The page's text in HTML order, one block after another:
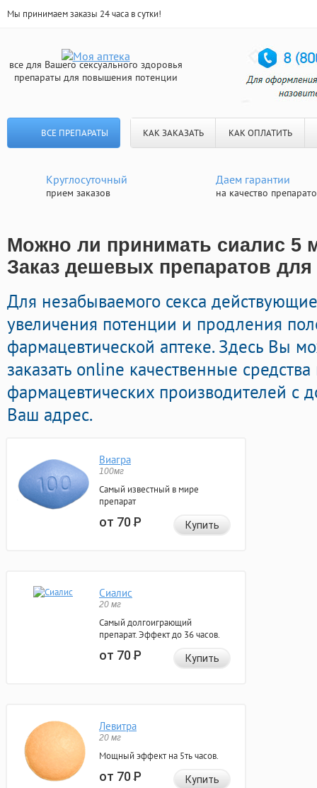
Мы принимаем заказы 24 часа в сутки!
все для Вашего сексуального здоровья
препараты для повышения потенции
ВСЕ ПРЕПАРАТЫ КАК ЗАКАЗАТЬ КАК ОПЛАТИТЬ
Круглосуточный
прием заказов
Даем гарантии
на качество
Можно ли принимать сиалис 5
Заказ дешевых препаратов
Для незабываемого секса
увеличения потенции и продления
фармацевтической аптеке. Здесь Вы
заказать online качественные
фармацевтических производителей с
Ваш адрес.
Виагра
100мг
Самый известный в мире
препарат
от 70Р Купить
Сиалис
20 мг
Самый долгоиграющий
препарат. Эффект до 36 часов.
от 70Р Купить
Левитра
20 мг
Мощный эффект на 5ть часов.
от 70Р Купить